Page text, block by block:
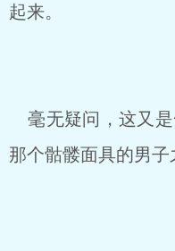
起来。
毫无疑问，这又是
那个骷髅面具的男子